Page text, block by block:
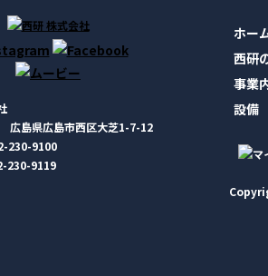
広島県広島市西区大芝1-7-12
230-9100
230-9119
ホー
西研
事業
設備